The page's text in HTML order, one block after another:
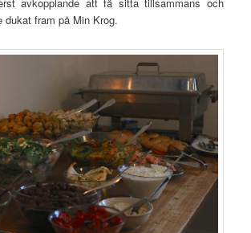
dukat fram på Min Krog.